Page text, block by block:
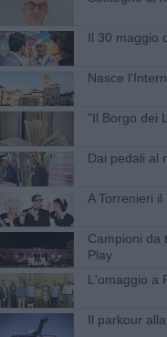
Il 30 maggio
Nasce
"Il Borgo dei
Dai pedali al
A Torrenieri
Campioni da
Play
L'omaggio a
Il parkour